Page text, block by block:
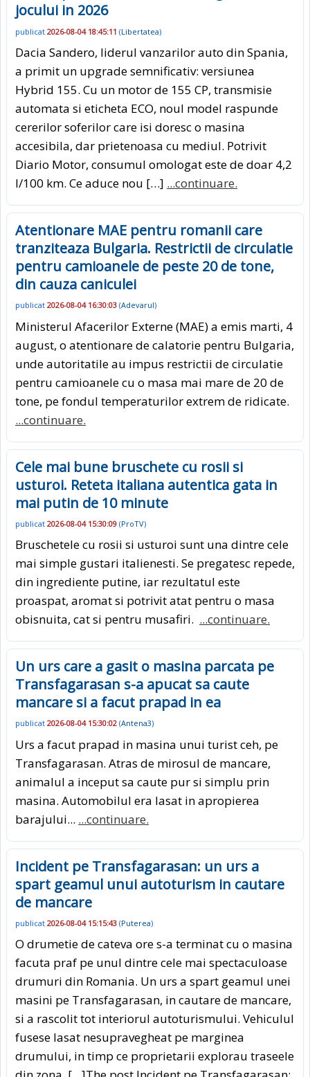
jocului in 2026
publicat 2026-08-04 18:45:11 (Libertatea)
Dacia Sandero, liderul vanzarilor auto din Spania,
a primit un upgrade semnificativ: versiunea
Hybrid 155. Cu un motor de 155 CP, transmisie
automata si eticheta ECO, noul model raspunde
cererilor soferilor care isi doresc o masina
accesibila, dar prietenoasa cu mediul. Potrivit
Diario Motor, consumul omologat este de doar 4,2
l/100 km. Ce aduce nou […] ...continuare.
Atentionare MAE pentru romanii care
tranziteaza Bulgaria. Restrictii de circulatie
pentru camioanele de peste 20 de tone,
din cauza caniculei
publicat 2026-08-04 16:30:03 (Adevarul)
Ministerul Afacerilor Externe (MAE) a emis marti, 4
august, o atentionare de calatorie pentru Bulgaria,
unde autoritatile au impus restrictii de circulatie
pentru camioanele cu o masa mai mare de 20 de
tone, pe fondul temperaturilor extrem de ridicate.
...continuare.
Cele mai bune bruschete cu rosii si
usturoi. Reteta italiana autentica gata in
mai putin de 10 minute
publicat 2026-08-04 15:30:09 (ProTV)
Bruschetele cu rosii si usturoi sunt una dintre cele
mai simple gustari italienesti. Se pregatesc repede,
din ingrediente putine, iar rezultatul este
proaspat, aromat si potrivit atat pentru o masa
obisnuita, cat si pentru musafiri. ...continuare.
Un urs care a gasit o masina parcata pe
Transfagarasan s-a apucat sa caute
mancare si a facut prapad in ea
publicat 2026-08-04 15:30:02 (Antena3)
Urs a facut prapad in masina unui turist ceh, pe
Transfagarasan. Atras de mirosul de mancare,
animalul a inceput sa caute pur si simplu prin
masina. Automobilul era lasat in apropierea
barajului... ...continuare.
Incident pe Transfagarasan: un urs a
spart geamul unui autoturism in cautare
de mancare
publicat 2026-08-04 15:15:43 (Puterea)
O drumetie de cateva ore s-a terminat cu o masina
facuta praf pe unul dintre cele mai spectaculoase
drumuri din Romania. Un urs a spart geamul unei
masini pe Transfagarasan, in cautare de mancare,
si a rascolit tot interiorul autoturismului. Vehiculul
fusese lasat nesupravegheat pe marginea
drumului, in timp ce proprietarii explorau traseele